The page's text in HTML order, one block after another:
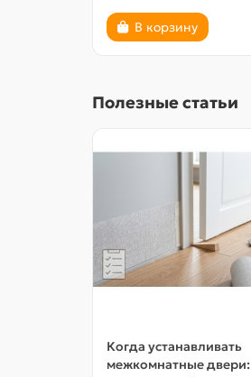
В корзину
Полезные статьи
Когда устанавливать
межкомнатные